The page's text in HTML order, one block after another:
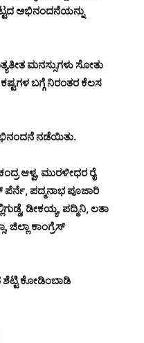
ಅಭಿನಂದನೆಯನ್ನು
ಮನಸ್ಸುಗಳು ಸೋತು
ಬಗ್ಗೆ ನಿರಂತರ ಕೆಲಸ
ನಡೆಯಿತು.
ಆಳ್ವ, ಮುರಳೀಧರ ರೈ
ಪದ್ಮನಾಭ ಪೂಜಾರಿ
ಡೀಕಯ್ಯ, ಪದ್ಮಿನಿ, ಲತಾ
ಕಾಂಗ್ರೆಸ್
ಶೆಟ್ಟಿ ಕೋಡಿಂಬಾಡಿ